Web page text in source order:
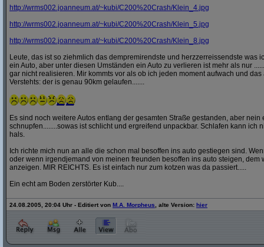
http://wrms002.joanneum.at/~kubi/C200%20Crash/Klein_4.jpg
http://wrms002.joanneum.at/~kubi/C200%20Crash/Klein_5.jpg
http://wrms002.joanneum.at/~kubi/C200%20Crash/Klein_8.jpg
Leute, das ist so ziehmlich das dempremirendste und herzzerreissendste was
ein Auto, aber unter diesen Umständen ein Auto zu verlieren ist mehr als nur
gar nicht realisieren. Mir kommts vor als ob ich jeden moment aufwach und das
Verstehts: der is genau 90km gelaufen.......
Es sind noch weitere Autos entlang der gesamten Straße gestanden, aber nein
schnupfen........sowas ist schlicht und ergreifend unpackbar. Schlafen kann ich
hals.
Ich richte mich nun an alle die schon mal besoffen ins auto gestiegen sind.
oder wenn irgendjemand von meinen freunden besoffen ins auto steigen, dem
anzeigen. MIR REICHTS. Es ist einfach nur zum kotzen was da passiert.....
Ein echt am Boden zerstörter Kub....
24.08.2005, 20:04 Uhr - Editiert von M.A. Morpheus , alte Version: hier